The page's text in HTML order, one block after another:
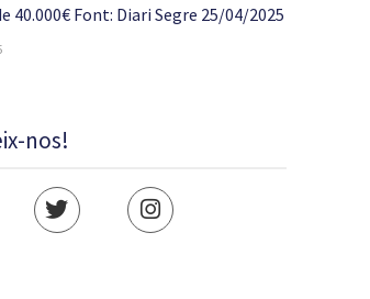
40.000€ Font: Diari Segre 25/04/2025
nos!